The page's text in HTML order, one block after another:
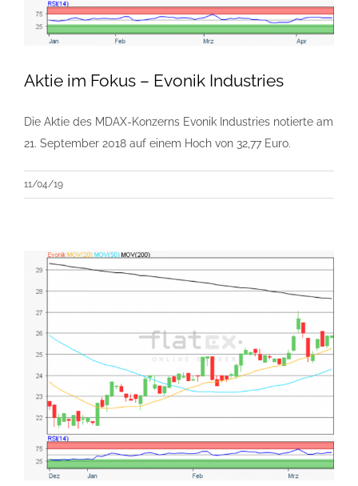
Aktie im Fokus – Evonik Industries
Die Aktie des MDAX-Konzerns Evonik Industries notierte am
21. September 2018 auf einem Hoch von 32,77 Euro.
11/04/19